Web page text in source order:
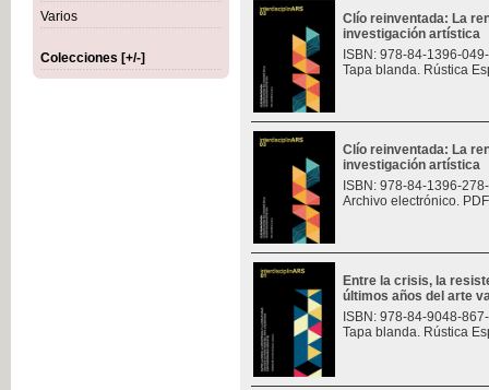
Varios
Colecciones [+/-]
Clío reinventada: La
investigación artística
ISBN: 978-84-1396-
Tapa blanda. Rústica
Clío reinventada: La
investigación artística
ISBN: 978-84-1396-
Archivo electrónico.
Entre la crisis, la
últimos años del arte
ISBN: 978-84-9048-
Tapa blanda. Rústica